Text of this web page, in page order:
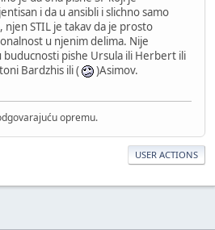
i da u ansibli i slichno samo
STIL je takav da je prosto
u njenim delima. Nije
pishe Ursula ili Herbert ili
Bardzhis ili (
)Asimov.
opremu.
USER ACTIONS